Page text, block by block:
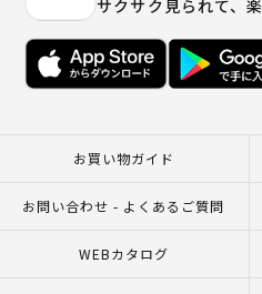
サクサク見られて、
お買い物ガイド
お問い合わせ - よくあるご質問
WEBカタログ